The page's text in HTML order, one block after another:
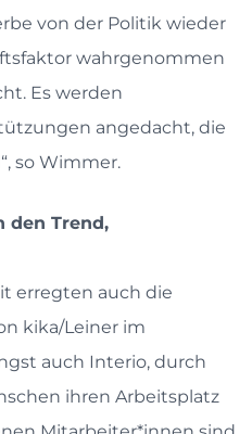
von der Politik wieder
wahrgenommen
Es werden
angedacht, die
so Wimmer.
den Trend,
erregten auch die
kika/Leiner im
auch Interio, durch
ihren Arbeitsplatz